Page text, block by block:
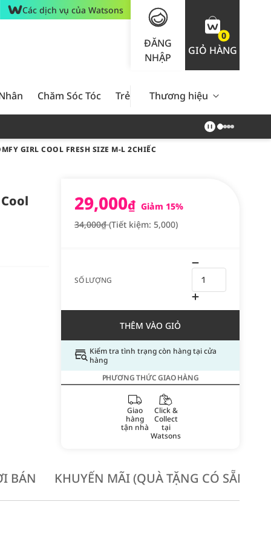
Các dịch vụ của Watsons
ĐĂNG
NHẬP
0
GIỎ HÀNG
Chăm Sóc Tóc Trẻ Em Nam Giới Chăm Sóc
Thương hiệu
GIRL COOL FRESH SIZE M-L 2CHIẾC
29,000₫ Giảm 15%
34,000₫(Tiết kiệm: 5,000)
SỐ LƯỢNG
THÊM VÀO GIỎ
Kiểm tra tình trạng còn hàng tại cửa
hàng
PHƯƠNG THỨC GIAO HÀNG
Giao
hàng
tận nhà
Click &
Collect
tại
Watsons
BÁN KHUYẾN MÃI (QUÀ TẶNG CÓ SẴN